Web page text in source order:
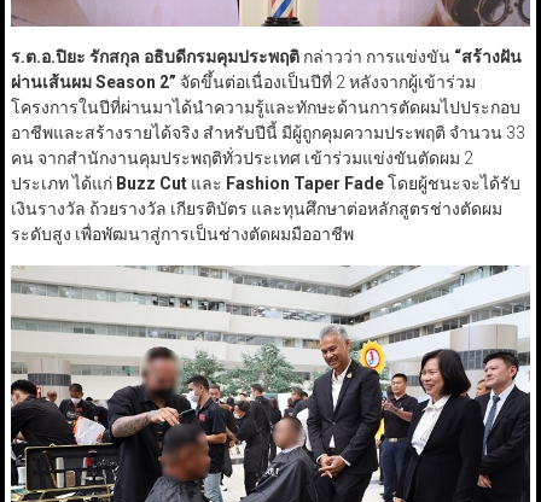
ร.ต.อ.ปิยะ รักสกุล อธิบดีกรมคุมประพฤติกล่าวว่า การแข่งขัน “สร้างฝัน
ผ่านเส้นผม Season 2” จัดขึ้นต่อเนื่องเป็นปีที่ 2 หลังจากผู้เข้าร่วม
โครงการในปีที่ผ่านมาได้นำความรู้และทักษะด้านการตัดผมไปประกอบ
อาชีพและสร้างรายได้จริง สำหรับปีนี้ มีผู้ถูกคุมความประพฤติ จำนวน 33
คน จากสำนักงานคุมประพฤติทั่วประเทศ เข้าร่วมแข่งขันตัดผม 2
ประเภท ได้แก่ Buzz Cutและ Fashion Taper Fadeโดยผู้ชนะจะได้รับ
เงินรางวัล ถ้วยรางวัล เกียรติบัตร และทุนศึกษาต่อหลักสูตรช่างตัดผม
ระดับสูง เพื่อพัฒนาสู่การเป็นช่างตัดผมมืออาชีพ